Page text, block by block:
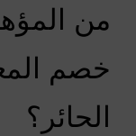
من
خصم
الحائر؟